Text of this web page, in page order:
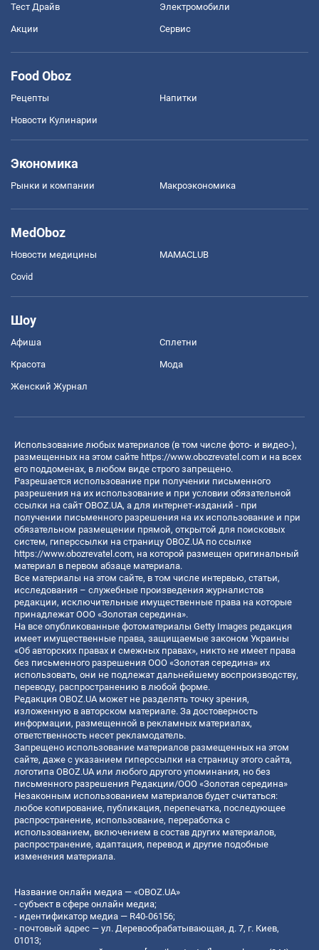
Тест Драйв Электромобили
Акции Сервис
Food Oboz
Рецепты Напитки
Новости Кулинарии
Экономика
Рынки и компании Mакроэкономика
MedOboz
Новости медицины MAMACLUB
Covid
Шоу
Афиша Сплетни
Красота Мода
Женский Журнал
Использование любых материалов (в том числе фото- и видео-),
размещенных на этом сайте https://www.obozrevatel.com и на всех
его поддоменах, в любом виде строго запрещено.
Разрешается использование при получении письменного
разрешения на их использование и при условии обязательной
ссылки на сайт OBOZ.UA, а для интернет-изданий - при
получении письменного разрешения на их использование и при
обязательном размещении прямой, открытой для поисковых
систем, гиперссылки на страницу OBOZ.UA по ссылке
https://www.obozrevatel.com, на которой размещен оригинальный
материал в первом абзаце материала.
Все материалы на этом сайте, в том числе интервью, статьи,
исследования – служебные произведения журналистов
редакции, исключительные имущественные права на которые
принадлежат ООО «Золотая середина».
На все опубликованные фотоматериалы Getty Images редакция
имеет имущественные права, защищаемые законом Украины
«Об авторских правах и смежных правах», никто не имеет права
без письменного разрешения ООО «Золотая середина» их
использовать, они не подлежат дальнейшему воспроизводству,
переводу, распространению в любой форме.
Редакция OBOZ.UA может не разделять точку зрения,
изложенную в авторском материале. За достоверность
информации, размещенной в рекламных материалах,
ответственность несет рекламодатель.
Запрещено использование материалов размещенных на этом
сайте, даже с указанием гиперссылки на страницу этого сайта,
логотипа OBOZ.UA или любого другого упоминания, но без
письменного разрешения Редакции/ООО «Золотая середина»
Незаконным использованием материалов будет считаться:
любое копирование, публикация, перепечатка, последующее
распространение, использование, переработка с
использованием, включением в состав других материалов,
распространение, адаптация, перевод и другие подобные
изменения материала.
Название онлайн медиа — «OBOZ.UA»
- субъект в сфере онлайн медиа;
- идентификатор медиа — R40-06156;
- почтовый адрес — ул. Деревообрабатывающая, д. 7, г. Киев,
01013;